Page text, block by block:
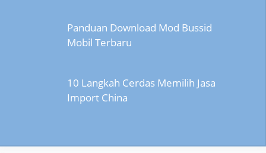
Panduan Download Mod Bussid
Mobil Terbaru
10 Langkah Cerdas Memilih Jasa
Import China